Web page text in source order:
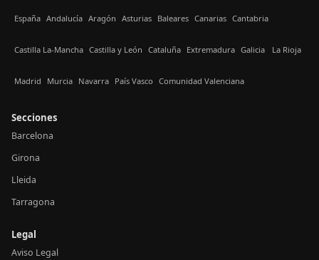
España Andalucía Aragón Asturias Baleares Canarias Cantabria
Castilla La-Mancha Castilla y León Cataluña Extremadura Galicia La Rioja
Madrid Murcia Navarra País Vasco Comunidad Valenciana
Secciones
Barcelona
Girona
Lleida
Tarragona
Legal
Aviso Legal